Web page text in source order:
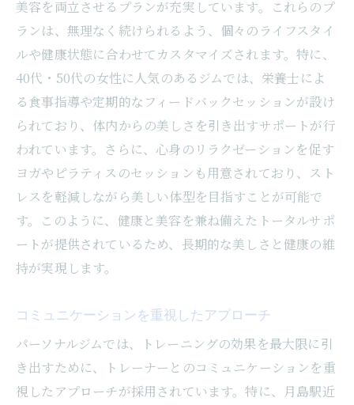
美容を両立させるプランが充実しています。これらのプ
ランは、無理なく続けられるよう、個々のライフスタイ
ルや健康状態に合わせてカスタマイズされます。特に、
40代・50代の女性に人気のあるジムでは、栄養士によ
る食事指導や定期的なフィードバックセッションが設け
られており、体内からの美しさを引き出すサポートが行
われています。さらに、心身のリラクゼーションを促す
ヨガやピラティスのセッションも用意されており、スト
レスを軽減しながら美しい体型を目指すことが可能で
す。このように、健康と美容を兼ね備えたトータルサポ
ートが提供されているため、長期的な美しさと健康の維
持が実現します。
コミュニケーションを重視したアプローチ
パーソナルジムでは、トレーニングの効果を最大限に引
き出すために、トレーナーとのコミュニケーションを重
視したアプローチが採用されています。特に、月島駅近